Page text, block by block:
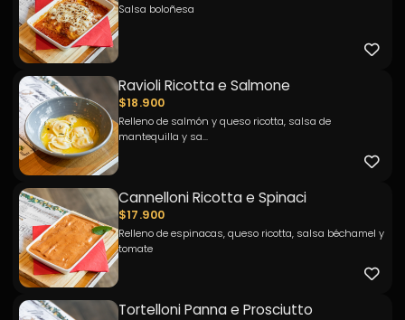
Salsa boloñesa
Ravioli Ricotta e Salmone
$18.900
Relleno de salmón y queso ricotta, salsa de
mantequilla y sa...
Cannelloni Ricotta e Spinaci
$17.900
Relleno de espinacas, queso ricotta, salsa béchamel y
tomate
Tortelloni Panna e Prosciutto